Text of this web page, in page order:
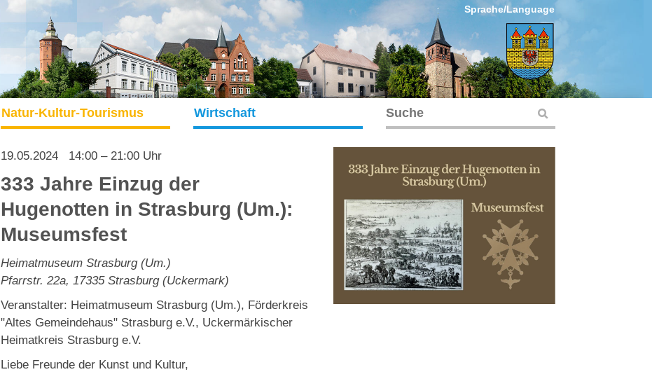
Sprache/Language
Natur-Kultur-Tourismus Wirtschaft
19.05.2024 14:00 – 21:00 Uhr
333 Jahre Einzug der
Hugenotten in Strasburg (Um.):
Museumsfest
Heimatmuseum Strasburg (Um.)
Pfarrstr. 22a, 17335 Strasburg (Uckermark)
Veranstalter: Heimatmuseum Strasburg (Um.), Förderkreis
"Altes Gemeindehaus" Strasburg e.V., Uckermärkischer
Heimatkreis Strasburg e.V.
Liebe Freunde der Kunst und Kultur,